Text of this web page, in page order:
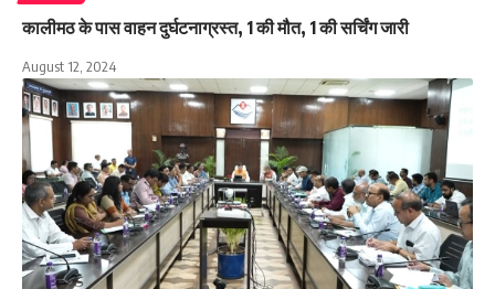
कालीमठ के पास वाहन दुर्घटनाग्रस्त, 1 की मौत, 1 की सर्चिंग जारी
August 12, 2024